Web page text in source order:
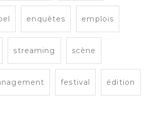
enquêtes emplois
streaming scène
festival édition